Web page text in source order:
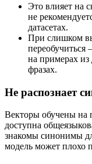
Это влияет на
не
датасетах.
При слишком
переобучиться
на примерах из
фразах.
Не распознает
Векторы обучены на
доступна
знакомы синонимы
модель может плохо